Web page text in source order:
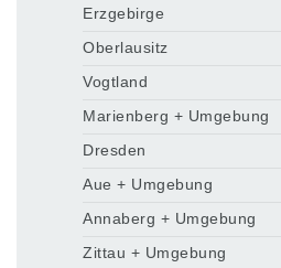
Erzgebirge
Oberlausitz
Vogtland
Marienberg + Umgebung
Dresden
Aue + Umgebung
Annaberg + Umgebung
Zittau + Umgebung